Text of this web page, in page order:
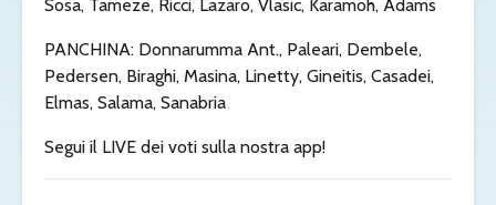
Sosa, Tameze, Ricci, Lazaro, Vlasic, Karamoh, Adams
PANCHINA: Donnarumma Ant., Paleari, Dembele,
Pedersen, Biraghi, Masina, Linetty, Gineitis, Casadei,
Elmas, Salama, Sanabria
Segui il LIVE dei voti sulla nostra app!